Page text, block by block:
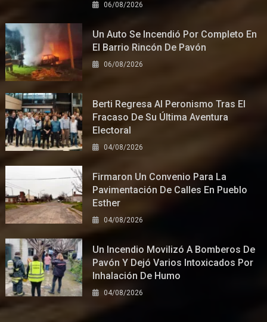
06/08/2026
Un Auto Se Incendió Por Completo En
El Barrio Rincón De Pavón
06/08/2026
Berti Regresa Al Peronismo Tras El
Fracaso De Su Última Aventura
Electoral
04/08/2026
Firmaron Un Convenio Para La
Pavimentación De Calles En Pueblo
Esther
04/08/2026
Un Incendio Movilizó A Bomberos De
Pavón Y Dejó Varios Intoxicados Por
Inhalación De Humo
04/08/2026